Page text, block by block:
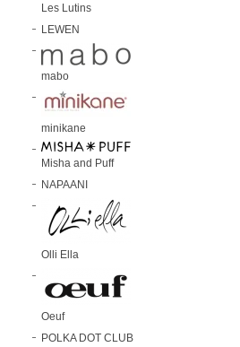
Les Lutins
LEWEN
mabo
minikane
Misha and Puff
NAPAANI
Olli Ella
Oeuf
POLKA DOT CLUB